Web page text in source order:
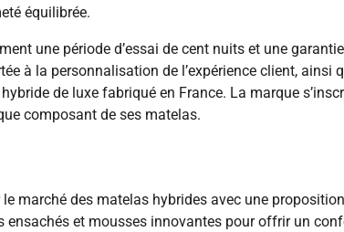
équilibrée.
une période d’essai de cent nuits et une
à la personnalisation de l’expérience client,
de luxe fabriqué en France. La marque
composant de ses matelas.
le marché des matelas hybrides avec une
ensachés et mousses innovantes pour offrir un